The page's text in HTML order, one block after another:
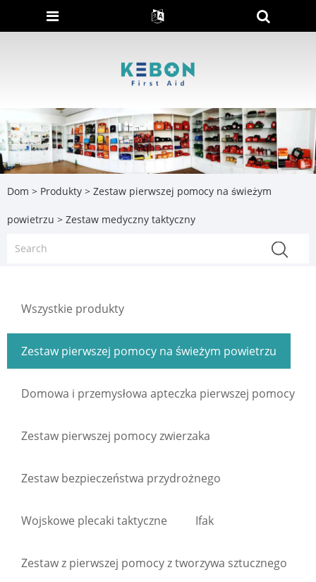
Dom > Produkty > Zestaw pierwszej pomocy na świeżym
powietrzu > Zestaw medyczny taktyczny
Wszystkie produkty
Zestaw pierwszej pomocy na świeżym powietrzu
Domowa i przemysłowa apteczka pierwszej pomocy
Zestaw pierwszej pomocy zwierzaka
Zestaw bezpieczeństwa przydrożnego
Wojskowe plecaki taktyczne Ifak
Zestaw z pierwszej pomocy z tworzywa sztucznego